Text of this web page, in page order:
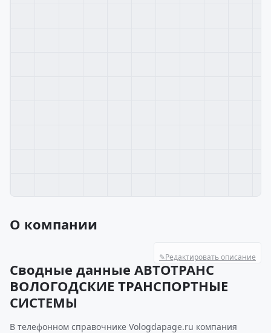
О компании
✎Редактировать описание
Сводные данные АВТОТРАНС
ВОЛОГОДСКИЕ ТРАНСПОРТНЫЕ
СИСТЕМЫ
В телефонном справочнике Vologdapage.ru компания